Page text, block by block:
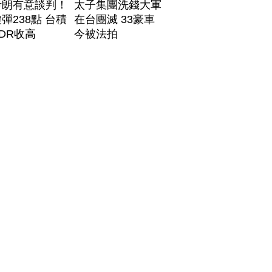
有意談判！
238點 台積
收高
太子集團洗錢大軍
在台團滅 33豪車
今被法拍